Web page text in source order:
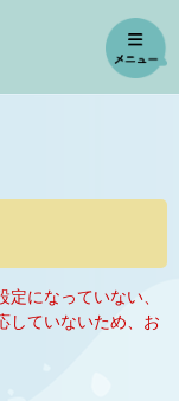
になっていない、
していないため、お